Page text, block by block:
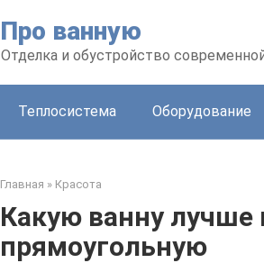
Про ванную
Отделка и обустройство
Теплосистема Оборудование
Главная » Красота
Какую ванну лучше
прямоугольную